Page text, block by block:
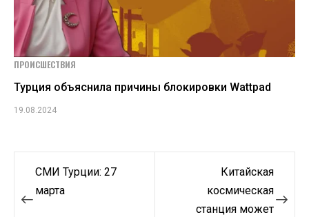
ПРОИСШЕСТВИЯ
Турция объяснила причины блокировки Wattpad
19.08.2024
Навигация
по
СМИ Турции: 27
марта
Китайская
космическая
станция может